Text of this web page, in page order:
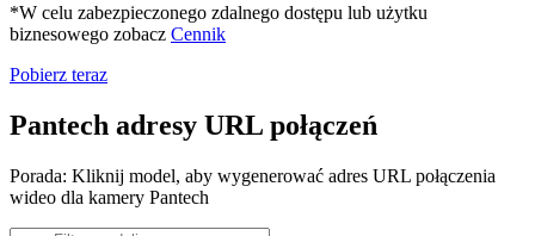
*W celu zabezpieczonego zdalnego dostępu lub użytku
biznesowego zobacz Cennik
Pobierz teraz
Pantech adresy URL połączeń
Porada: Kliknij model, aby wygenerować adres URL połączenia
wideo dla kamery Pantech